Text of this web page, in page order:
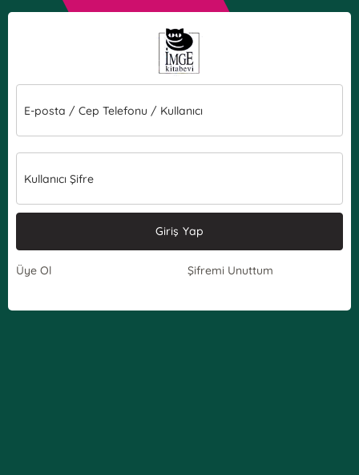
E-posta / Cep Telefonu / Kullanıcı
Kullanıcı Şifre
Giriş Yap
Üye Ol Şifremi Unuttum